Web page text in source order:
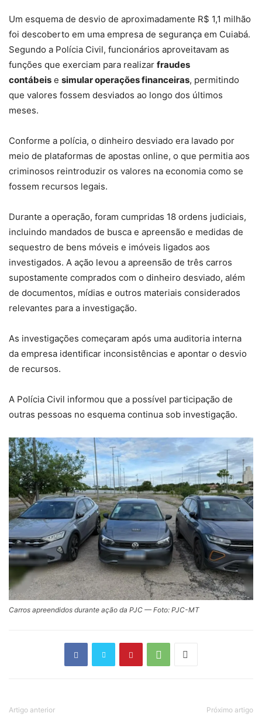
Um esquema de desvio de aproximadamente R$ 1,1 milhão
foi descoberto em uma empresa de segurança em Cuiabá.
Segundo a Polícia Civil, funcionários aproveitavam as
funções que exerciam para realizar fraudes
contábeis e simular operações financeiras, permitindo
que valores fossem desviados ao longo dos últimos
meses.
Conforme a polícia, o dinheiro desviado era lavado por
meio de plataformas de apostas online, o que permitia aos
criminosos reintroduzir os valores na economia como se
fossem recursos legais.
Durante a operação, foram cumpridas 18 ordens judiciais,
incluindo mandados de busca e apreensão e medidas de
sequestro de bens móveis e imóveis ligados aos
investigados. A ação levou a apreensão de três carros
supostamente comprados com o dinheiro desviado, além
de documentos, mídias e outros materiais considerados
relevantes para a investigação.
As investigações começaram após uma auditoria interna
da empresa identificar inconsistências e apontar o desvio
de recursos.
A Polícia Civil informou que a possível participação de
outras pessoas no esquema continua sob investigação.
Carros apreendidos durante ação da PJC — Foto: PJC-MT
Artigo anterior Próximo artigo